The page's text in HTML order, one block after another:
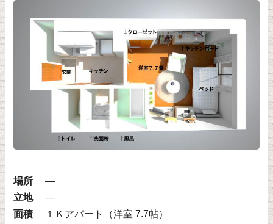
場所
—
立地
—
面積
１Ｋアパート（洋室 7.7帖）